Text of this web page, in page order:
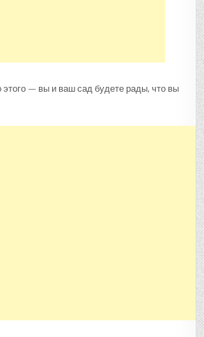
этого — вы и ваш сад будете рады, что вы